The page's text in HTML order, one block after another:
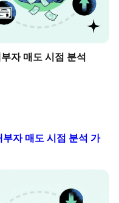
자 매도 시점 분석
자 매도 시점 분석 가